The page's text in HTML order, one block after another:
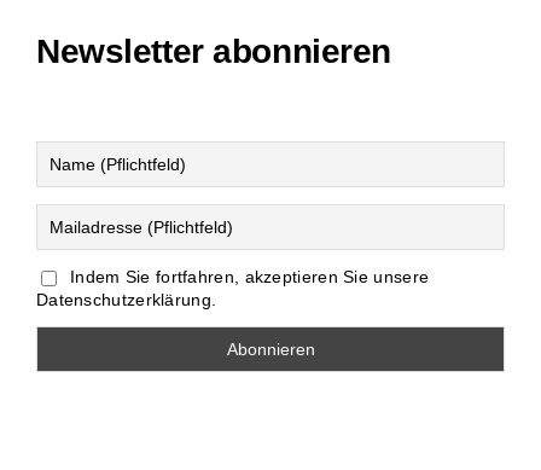
Newsletter abonnieren
Indem Sie fortfahren, akzeptieren Sie unsere
Datenschutzerklärung.